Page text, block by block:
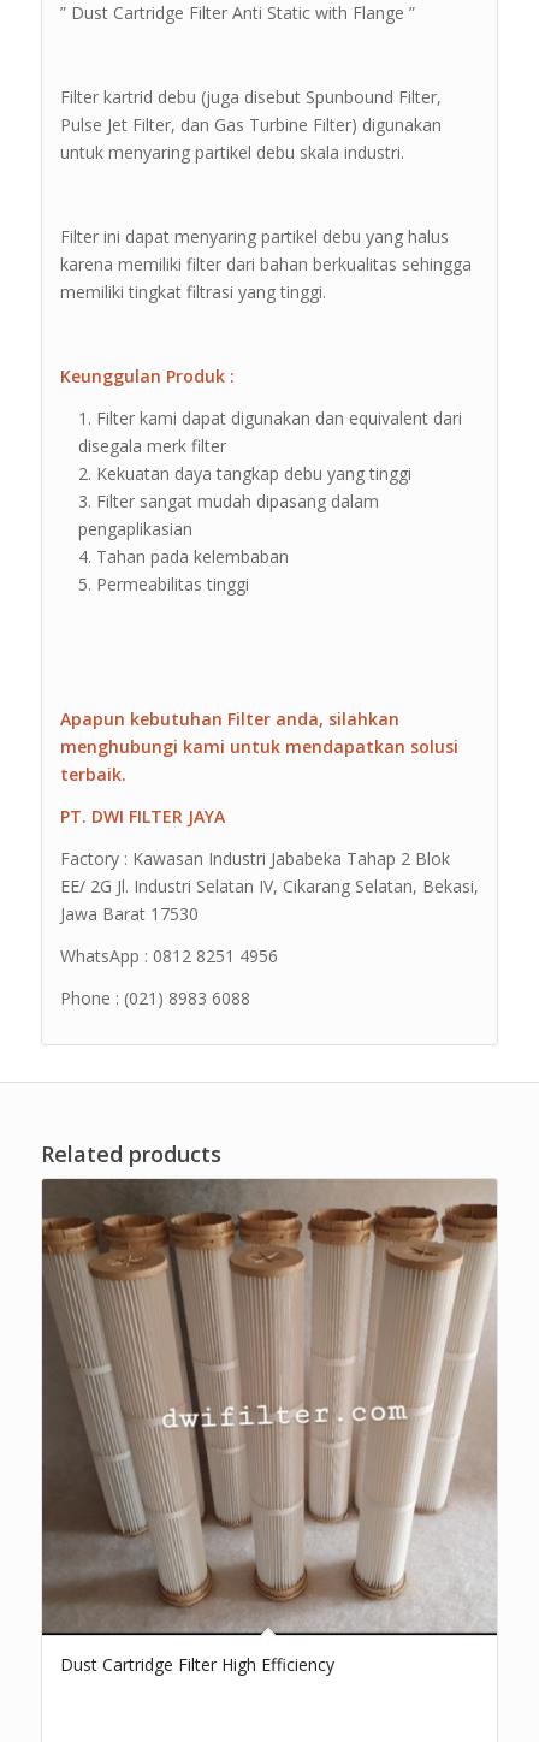
” Dust Cartridge Filter Anti Static with Flange ”
Filter kartrid debu (juga disebut Spunbound Filter,
Pulse Jet Filter, dan Gas Turbine Filter) digunakan
untuk menyaring partikel debu skala industri.
Filter ini dapat menyaring partikel debu yang halus
karena memiliki filter dari bahan berkualitas sehingga
memiliki tingkat filtrasi yang tinggi.
Keunggulan Produk :
Filter kami dapat digunakan dan equivalent dari
disegala merk filter
Kekuatan daya tangkap debu yang tinggi
Filter sangat mudah dipasang dalam
pengaplikasian
Tahan pada kelembaban
Permeabilitas tinggi
Apapun kebutuhan Filter anda, silahkan
menghubungi kami untuk mendapatkan solusi
terbaik.
PT. DWI FILTER JAYA
Factory : Kawasan Industri Jababeka Tahap 2 Blok
EE/ 2G Jl. Industri Selatan IV, Cikarang Selatan, Bekasi,
Jawa Barat 17530
WhatsApp : 0812 8251 4956
Phone : (021) 8983 6088
Related products
Dust Cartridge Filter High Efficiency